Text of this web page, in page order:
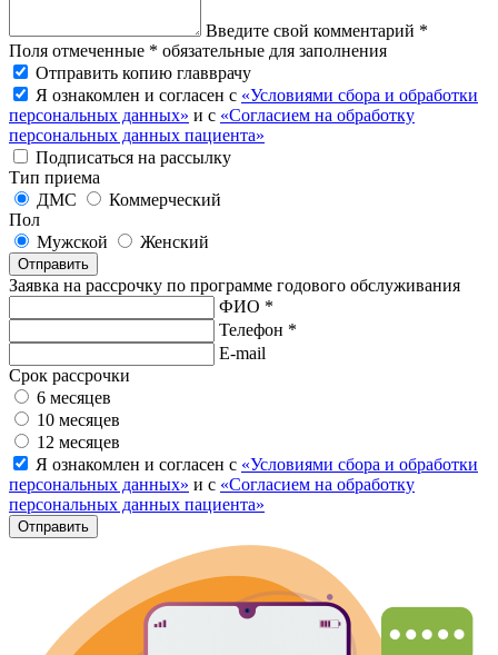
Введите свой комментарий *
Поля отмеченные * обязательные для заполнения
Отправить копию главврачу
Я ознакомлен и согласен с «Условиями сбора и обработки
персональных данных» и с «Согласием на обработку
персональных данных пациента»
Подписаться на рассылку
Тип приема
ДМС
Коммерческий
Пол
Мужской
Женский
Отправить
Заявка на рассрочку по программе годового обслуживания
ФИО *
Телефон *
E-mail
Срок рассрочки
6 месяцев
10 месяцев
12 месяцев
Я ознакомлен и согласен с «Условиями сбора и обработки
персональных данных» и с «Согласием на обработку
персональных данных пациента»
Отправить